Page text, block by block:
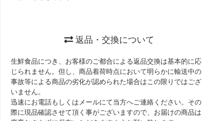
返品・交換について
生鮮食品につき、お客様のご都合による返品交換は基本的に応
じられません。但し、商品着荷時点において明らかに輸送中の
事故等による商品の劣化が認められた場合はこの限りではござ
いません。
迅速にお電話もしくはメールにて当方へご連絡ください。その
際に現品確認させて頂く事がございますので、お届けの商品は